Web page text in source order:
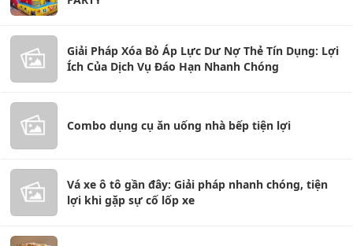
Giải Pháp Xóa Bỏ Áp Lực Dư Nợ Thẻ Tín Dụng: Lợi
Ích Của Dịch Vụ Đáo Hạn Nhanh Chóng
Combo dụng cụ ăn uống nhà bếp tiện lợi
Vá xe ô tô gần đây: Giải pháp nhanh chóng, tiện
lợi khi gặp sự cố lốp xe